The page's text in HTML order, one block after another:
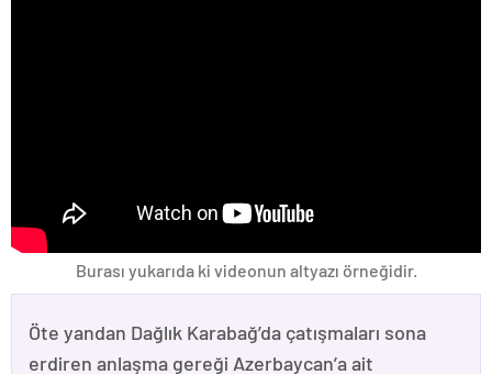
Burası yukarıda ki videonun altyazı örneğidir.
Öte yandan Dağlık Karabağ’da çatışmaları sona
erdiren anlaşma gereği Azerbaycan’a ait